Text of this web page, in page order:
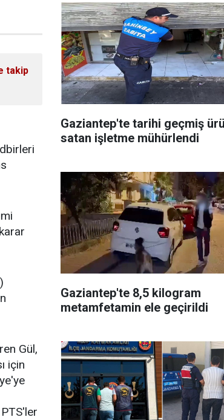
takip
Gül,
için
Gaziantep'te tarihi geçmiş
satan işletme mühürlendi
Gaziantep'te 8,5 kilogram
metamfetamin ele geçirildi